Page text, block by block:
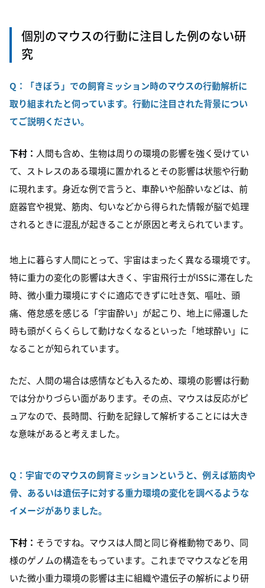
個別のマウスの行動に注目した例のない研
究
Q：
「きぼう」での飼育ミッション時のマウスの行動解析に
取り組まれたと伺っています。行動に注目された背景につい
てご説明ください。
下村： 人間も含め、生物は周りの環境の影響を強く受けてい
て、ストレスのある環境に置かれるとその影響は状態や行動
に現れます。身近な例で言うと、車酔いや船酔いなどは、前
庭器官や視覚、筋肉、匂いなどから得られた情報が脳で処理
されるときに混乱が起きることが原因と考えられています。
地上に暮らす人間にとって、宇宙はまったく異なる環境です。
特に重力の変化の影響は大きく、宇宙飛行士がISSに滞在した
時、微小重力環境にすぐに適応できずに吐き気、嘔吐、頭
痛、倦怠感を感じる「宇宙酔い」が起こり、地上に帰還した
時も頭がくらくらして動けなくなるといった「地球酔い」に
なることが知られています。
ただ、人間の場合は感情なども入るため、環境の影響は行動
では分かりづらい面があります。その点、マウスは反応がピ
ュアなので、長時間、行動を記録して解析することには大き
な意味があると考えました。
Q： 宇宙でのマウスの飼育ミッションというと、例えば筋肉や
骨、あるいは遺伝子に対する重力環境の変化を調べるような
イメージがありました。
下村： そうですね。マウスは人間と同じ脊椎動物であり、同
様のゲノムの構造をもっています。これまでマウスなどを用
いた微小重力環境の影響は主に組織や遺伝子の解析により研